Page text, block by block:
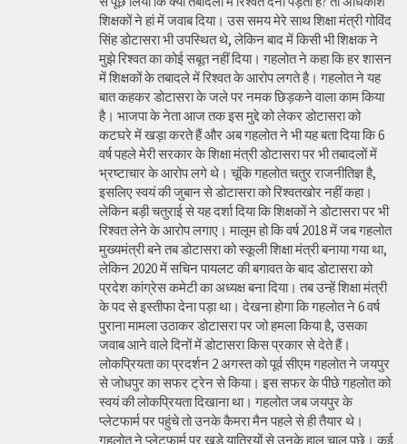
शिक्षकों ने हां में जवाब दिया। उस समय मेरे साथ शिक्षा मंत्री गोविंद
सिंह डोटासरा भी उपस्थित थे, लेकिन बाद में किसी भी शिक्षक ने
मुझे रिश्वत का कोई सबूत नहीं दिया। गहलोत ने कहा कि हर शासन
में शिक्षकों के तबादले में रिश्वत के आरोप लगते है। गहलोत ने यह
बात कहकर डोटासरा के जले पर नमक छिड़कने वाला काम किया
है। भाजपा के नेता आज तक इस मुद्दे को लेकर डोटासरा को
कटघरे में खड़ा करते हैं और अब गहलोत ने भी यह बता दिया कि 6
वर्ष पहले मेरी सरकार के शिक्षा मंत्री डोटासरा पर भी तबादलों में
भ्रष्टाचार के आरोप लगे थे। चूंकि गहलोत चतुर राजनीतिज्ञ है,
इसलिए स्वयं की जुबान से डोटासरा को रिश्वतखोर नहीं कहा।
लेकिन बड़ी चतुराई से यह दर्शा दिया कि शिक्षकों ने डोटासरा पर भी
रिश्वत लेने के आरोप लगाए। मालूम हो कि वर्ष 2018 में जब गहलोत
मुख्यमंत्री बने तब डोटासरा को स्कूली शिक्षा मंत्री बनाया गया था,
लेकिन 2020 में सचिन पायलट की बगावत के बाद डोटासरा को
प्रदेश कांग्रेस कमेटी का अध्यक्ष बना दिया। तब उन्हें शिक्षा मंत्री
के पद से इस्तीफा देना पड़ा था। देखना होगा कि गहलोत ने 6 वर्ष
पुराना मामला उठाकर डोटासरा पर जो हमला किया है, उसका
जवाब आने वाले दिनों में डोटासरा किस प्रकार से देते हैं।
लोकप्रियता का प्रदर्शन 2 अगस्त को पूर्व सीएम गहलोत ने जयपुर
से जोधपुर का सफर ट्रेन से किया। इस सफर के पीछे गहलोत को
स्वयं की लोकप्रियता दिखाना था। गहलोत जब जयपुर के
प्लेटफार्म पर पहुंचे तो उनके कैमरा मैन पहले से ही तैयार थे।
गहलोत ने प्लेटफार्म पर खड़े यात्रियों से उनके हाल चाल पूछे। कई